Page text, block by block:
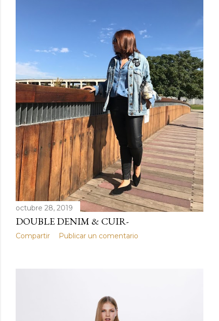
octubre 28, 2019
DOUBLE DENIM & CUIR-
Compartir Publicar un comentario